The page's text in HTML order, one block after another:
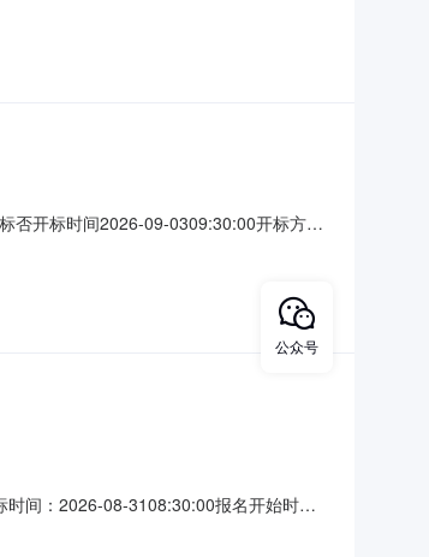
目批准文号：
否开标时间2026-09-0309:30:00开标方式
间：2026-08-3108:30:00报名开始时
公众号